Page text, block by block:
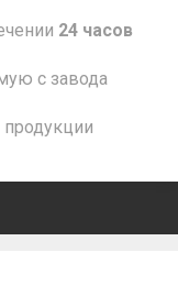
24 часов
с завода